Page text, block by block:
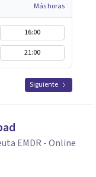
Más horas
16:00
21:00
Siguiente
EMDR - Online